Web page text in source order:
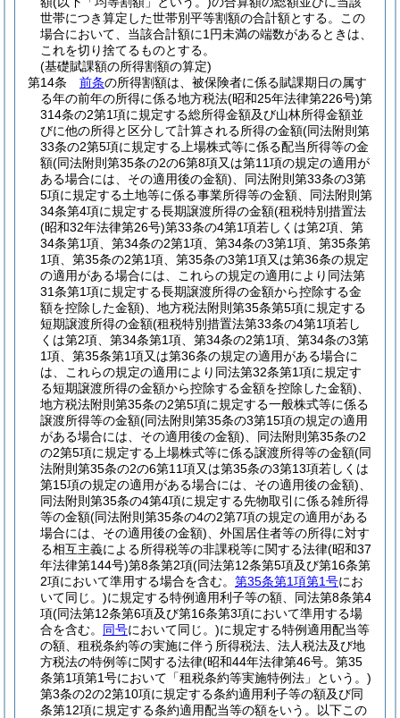
世帯につき算定した世帯別平等割額の合計額とする。
この
場合において、当該合計額に1円未満の端数があるときは、
これを切り捨てるものとする。
(基礎賦課額の所得割額の算定)
第14条
前条の所得割額は、被保険者に係る賦課期日の属す
る年の前年の所得に係る地方税法(昭和25年法律第226号)第
314条の2第1項に規定する総所得金額及び山林所得金額並
びに他の所得と区分して計算される所得の金額(同法附則第
33条の2第5項に規定する上場株式等に係る配当所得等の金
額(同法附則第35条の2の6第8項又は第11項の規定の適用が
ある場合には、その適用後の金額) 、同法附則第33条の3第
5項に規定する土地等に係る事業所得等の金額、同法附則第
34条第4項に規定する長期譲渡所得の金額(租税特別措置法
(昭和32年法律第26号)第33条の4第1項若しくは第2項、第
34条第1項、第34条の2第1項、第34条の3第1項、第35条第
1項、第35条の2第1項、第35条の3第1項又は第36条の規定
の適用がある場合には、これらの規定の適用により同法第
31条第1項に規定する長期譲渡所得の金額から控除する金
額を控除した金額) 、地方税法附則第35条第5項に規定する
短期譲渡所得の金額(租税特別措置法第33条の4第1項若し
くは第2項、第34条第1項、第34条の2第1項、第34条の3第
1項、第35条第1項又は第36条の規定の適用がある場合に
は、これらの規定の適用により同法第32条第1項に規定す
る短期譲渡所得の金額から控除する金額を控除した金額)
地方税法附則第35条の2第5項に規定する一般株式等に係る
譲渡所得等の金額(同法附則第35条の3第15項の規定の適用
がある場合には、その適用後の金額) 、同法附則第35条の2
の2第5項に規定する上場株式等に係る譲渡所得等の金額(同
法附則第35条の2の6第11項又は第35条の3第13項若しくは
第15項の規定の適用がある場合には、その適用後の金額)
同法附則第35条の4第4項に規定する先物取引に係る雑所得
等の金額(同法附則第35条の4の2第7項の規定の適用がある
場合には、その適用後の金額) 、外国居住者等の所得に対す
る相互主義による所得税等の非課税等に関する法律(昭和37
年法律第144号)第8条第2項(同法第12条第5項及び第16条第
2項において準用する場合を含む。 第35条第1項第1号にお
いて同じ。)に規定する特例適用利子等の額、同法第8条第4
項(同法第12条第6項及び第16条第3項において準用する場
合を含む。 同号において同じ。)に規定する特例適用配当等
の額、租税条約等の実施に伴う所得税法、法人税法及び地
方税法の特例等に関する法律(昭和44年法律第46号。第35
条第1項第1号において「租税条約等実施特例法」という。)
第3条の2の2第10項に規定する条約適用利子等の額及び同
条第12項に規定する条約適用配当等の額をいう。以下この